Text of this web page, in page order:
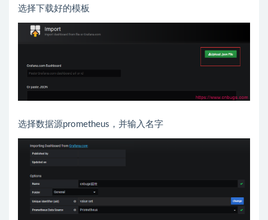
选择下载好的模板
选择数据源prometheus，并输入名字